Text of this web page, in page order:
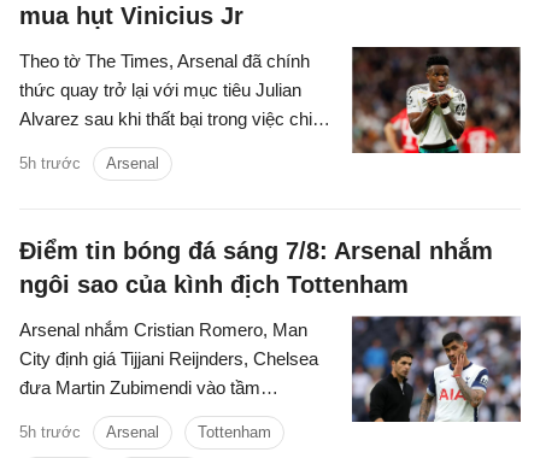
mua hụt Vinicius Jr
Theo tờ The Times, Arsenal đã chính
thức quay trở lại với mục tiêu Julian
Alvarez sau khi thất bại trong việc chiêu
mộ Vinicius Jr từ Real.
5h trước Arsenal
Điểm tin bóng đá sáng 7/8: Arsenal nhắm
ngôi sao của kình địch Tottenham
Arsenal nhắm Cristian Romero, Man
City định giá Tijjani Reijnders, Chelsea
đưa Martin Zubimendi vào tầm
ngắm,...là những tin tức bóng đá nổi bật
trong Điểm tin bóng đá sáng 31/7.
5h trước Arsenal Tottenham